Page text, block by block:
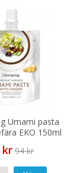
Umami pasta
EKO 150ml
datum)
kr 94 kr